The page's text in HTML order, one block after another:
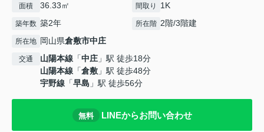
面積 36.33㎡ 間取り 1K
築年数 築2年 所在階 2階/3階建
所在地 岡山県倉敷市中庄
交通 山陽本線 「中庄 」駅 徒歩18分
山陽本線 「倉敷 」駅 徒歩48分
宇野線 「早島 」駅 徒歩56分
無料 LINEからお問い合わせ